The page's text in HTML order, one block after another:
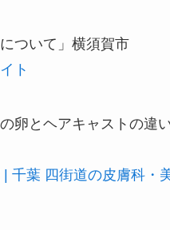
ついて」横須賀市
ト
の卵とヘアキャストの違
千葉 四街道の皮膚科・